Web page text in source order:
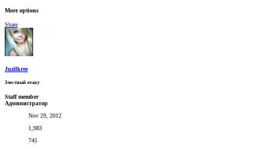
More options
Share
Juzilkree
Злостный отаку
Staff member
Администратор
Nov 29, 2012
1,983
745